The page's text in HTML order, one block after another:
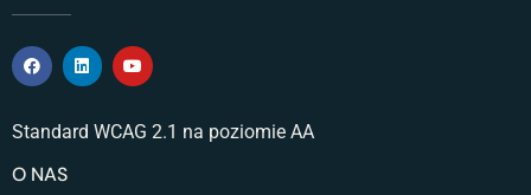
Standard WCAG 2.1 na poziomie AA
O NAS